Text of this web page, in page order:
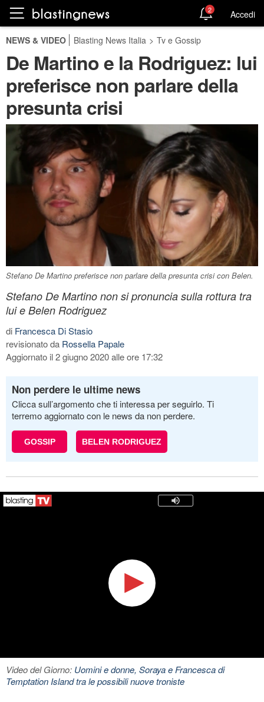
2 Accedi
NEWS & VIDEO Blasting News Italia > Tv e Gossip
De Martino e la Rodriguez: lui
preferisce non parlare della
presunta crisi
Stefano De Martino preferisce non parlare della presunta crisi con Belen.
Stefano De Martino non si pronuncia sulla rottura tra
lui e Belen Rodriguez
di Francesca Di Stasio
revisionato da Rossella Papale
Aggiornato il 2 giugno 2020 alle ore 17:32
Non perdere le ultime news
Clicca sull’argomento che ti interessa per seguirlo. Ti
terremo aggiornato con le news da non perdere.
GOSSIP BELEN RODRIGUEZ
Video del Giorno: Uomini e donne, Soraya e Francesca di
Temptation Island tra le possibili nuove troniste